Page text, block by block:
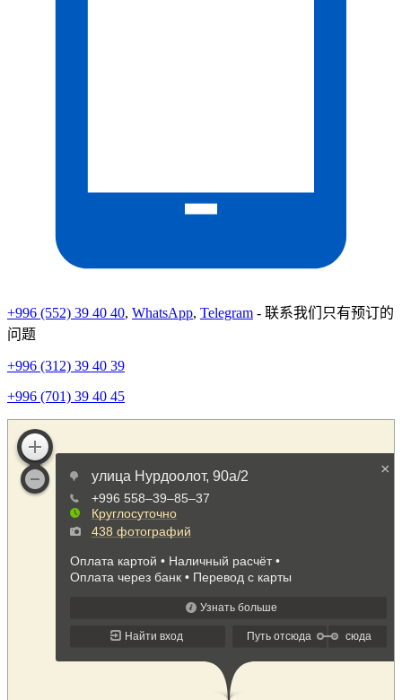
+996 (552) 39 40 40, WhatsApp, Telegram - 联系我们只有预订的
问题
+996 (312) 39 40 39
+996 (701) 39 40 45